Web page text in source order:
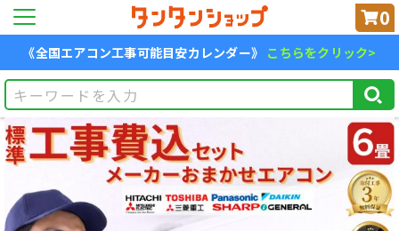
0
《全国エアコン工事可能目安カレンダー》 こちらをクリック>